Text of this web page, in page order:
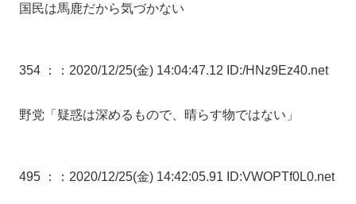
国民は馬鹿だから気づかない
354 ： ：2020/12/25(金) 14:04:47.12 ID:/HNz9Ez40.net
野党「疑惑は深めるもので、晴らす物ではない」
495 ： ：2020/12/25(金) 14:42:05.91 ID:VWOPTf0L0.net